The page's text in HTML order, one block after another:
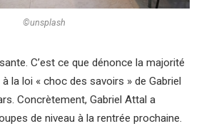
©unsplash
C’est ce que dénonce la majorité
la loi « choc des savoirs » de Gabriel
Concrètement, Gabriel Attal a
de niveau à la rentrée prochaine.